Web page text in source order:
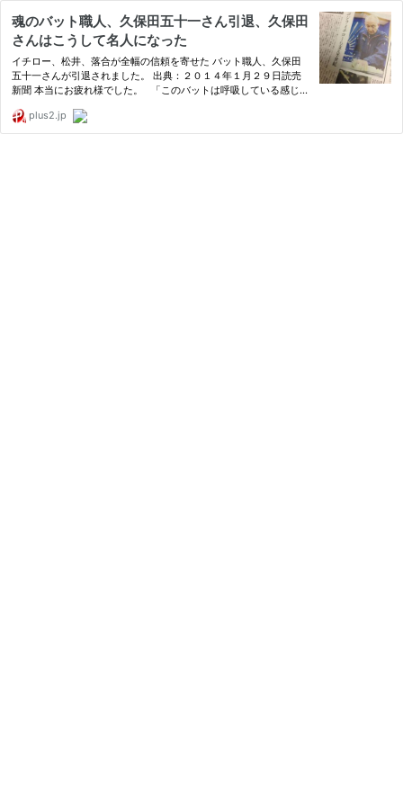
魂のバット職人、久保田五十一さん引退、久保田
さんはこうして名人になった
イチロー、松井、落合が全幅の信頼を寄せた バット職人、久保田
五十一さんが引退されました。 出典：２０１４年１月２９日読売
新聞 本当にお疲れ様でした。 「このバットは呼吸している感じが
plus2.jp